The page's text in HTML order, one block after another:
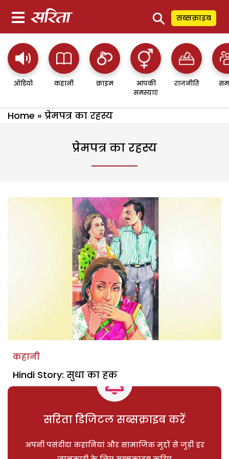
⚲ सब्सक्राइब
ऑडियो कहानी क्राइम
आपकी
समस्याएं
राजनीति
Home » प्रेमपत्र का रहस्य
प्रेमपत्र का रहस्य
कहानी
Hindi Story: सुधा का हक
सरिता डिजिटल सब्सक्राइब करें
अपनी पसंदीदा कहानियां और सामाजिक मुद्दों से जुड़ी हर